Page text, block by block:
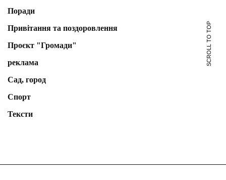
Поради
Привітання та поздоровлення
Проєкт "Громади"
реклама
Сад, город
Спорт
Тексти
SCROLL TO TOP